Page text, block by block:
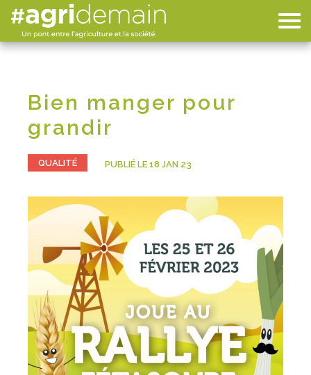
Bien manger pour
grandir
QUALITÉ PUBLIÉ LE 18 JAN 23